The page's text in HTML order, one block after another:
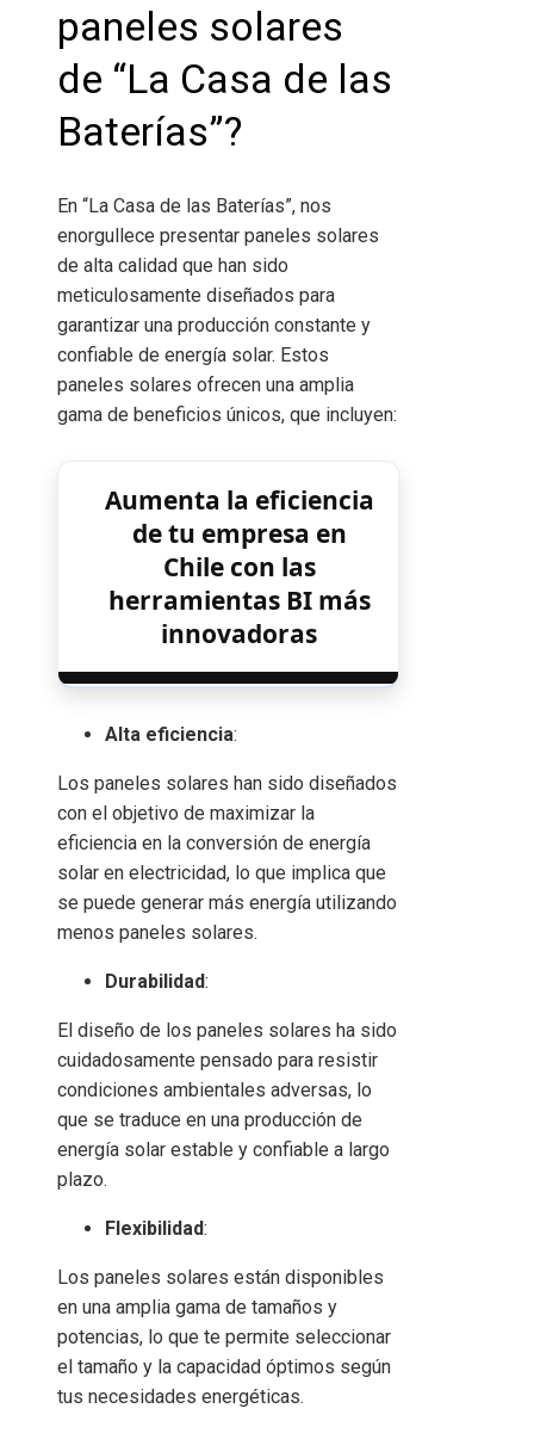
paneles solares
de “La Casa de las
Baterías”?
En “La Casa de las Baterías”, nos
enorgullece presentar paneles solares
de alta calidad que han sido
meticulosamente diseñados para
garantizar una producción constante y
confiable de energía solar. Estos
paneles solares ofrecen una amplia
gama de beneficios únicos, que incluyen:
Aumenta la eficiencia
de tu empresa en
Chile con las
herramientas BI más
innovadoras
Alta eficiencia:
Los paneles solares han sido diseñados
con el objetivo de maximizar la
eficiencia en la conversión de energía
solar en electricidad, lo que implica que
se puede generar más energía utilizando
menos paneles solares.
Durabilidad:
El diseño de los paneles solares ha sido
cuidadosamente pensado para resistir
condiciones ambientales adversas, lo
que se traduce en una producción de
energía solar estable y confiable a largo
plazo.
Flexibilidad:
Los paneles solares están disponibles
en una amplia gama de tamaños y
potencias, lo que te permite seleccionar
el tamaño y la capacidad óptimos según
tus necesidades energéticas.